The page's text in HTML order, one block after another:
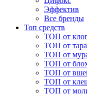
Эффектив
Все бренды
Топ средств
ТОП от
ТОП от
ТОП от
ТОП от
ТОП от
ТОП от
ТОП от